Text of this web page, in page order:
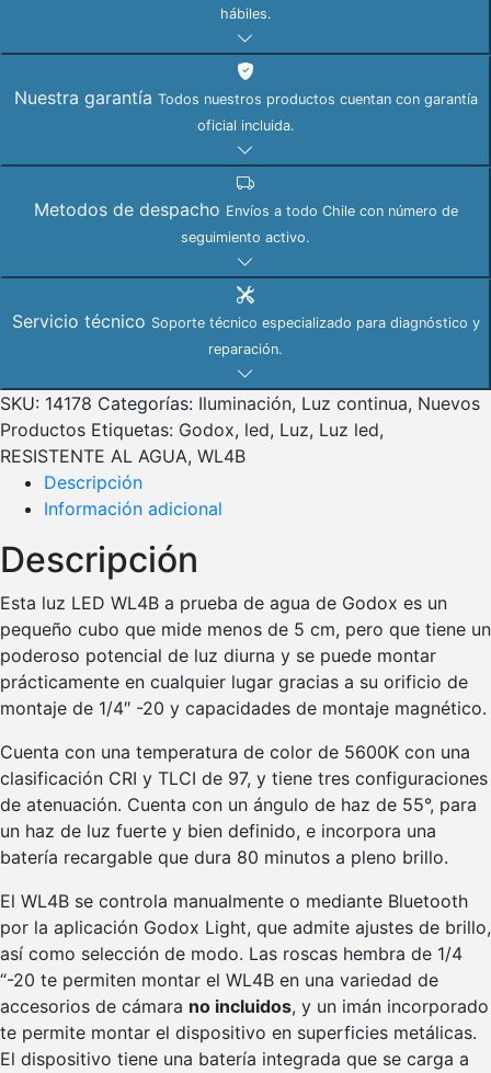
hábiles.
Nuestra garantía Todos nuestros productos cuentan con garantía
oficial incluida.
Metodos de despacho Envíos a todo Chile con número de
seguimiento activo.
Servicio técnico Soporte técnico especializado para diagnóstico y
reparación.
SKU: 14178 Categorías: Iluminación, Luz continua, Nuevos
Productos Etiquetas: Godox, led, Luz, Luz led,
RESISTENTE AL AGUA, WL4B
Descripción
Información adicional
Descripción
Esta luz LED WL4B a prueba de agua de Godox es un
pequeño cubo que mide menos de 5 cm, pero que tiene un
poderoso potencial de luz diurna y se puede montar
prácticamente en cualquier lugar gracias a su orificio de
montaje de 1/4″ -20 y capacidades de montaje magnético.
Cuenta con una temperatura de color de 5600K con una
clasificación CRI y TLCI de 97, y tiene tres configuraciones
de atenuación. Cuenta con un ángulo de haz de 55°, para
un haz de luz fuerte y bien definido, e incorpora una
batería recargable que dura 80 minutos a pleno brillo.
El WL4B se controla manualmente o mediante Bluetooth
por la aplicación Godox Light, que admite ajustes de brillo,
así como selección de modo. Las roscas hembra de 1/4
“-20 te permiten montar el WL4B en una variedad de
accesorios de cámara no incluidos, y un imán incorporado
te permite montar el dispositivo en superficies metálicas.
El dispositivo tiene una batería integrada que se carga a